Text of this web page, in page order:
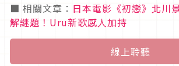
■ 相關文章： 日本電影《初戀》北川
解謎題！Uru新歌感人加持
線上聆聽